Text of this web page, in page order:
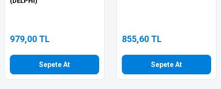
979,00 TL
Sepete At
855,60 TL
Sepete At